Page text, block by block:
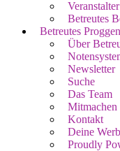
Betreutes
Betreutes Proggen
Über
Newsletter
Suche
Das Team
Mitmachen
Kontakt
Deine
Proudly